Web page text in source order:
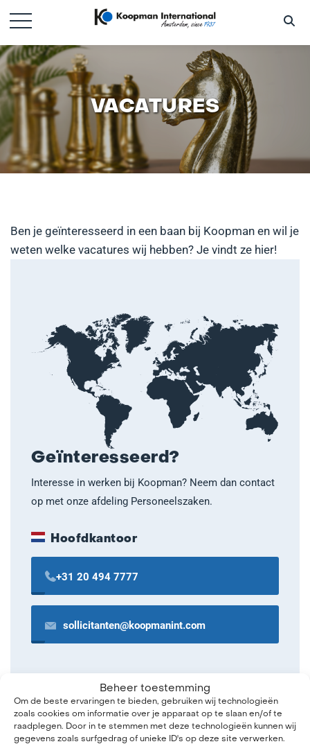
Beheer toestemming
Om de beste ervaringen te bieden, gebruiken wij technologieën
zoals cookies om informatie over je apparaat op te slaan en/of te
raadplegen. Door in te stemmen met deze technologieën kunnen wij
gegevens zoals surfgedrag of unieke ID's op deze site verwerken.
VACATURES
Ben je geïnteresseerd in een baan bij Koopman en wil je
weten welke vacatures wij hebben? Je vindt ze hier!
Geïnteresseerd?
Interesse in werken bij Koopman? Neem dan contact
op met onze afdeling Personeelszaken.
Hoofdkantoor
+31 20 494 7777
sollicitanten@koopmanint.com